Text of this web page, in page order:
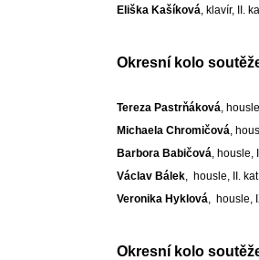
Eliška Kašíková , klavír, II.
Okresní kolo
Tereza Pastrňáková ,
Michaela Chromičová ,
Barbora Babičová ,
Václav Bálek , housle, II.
Veronika Hyklová , housle,
Okresní kolo